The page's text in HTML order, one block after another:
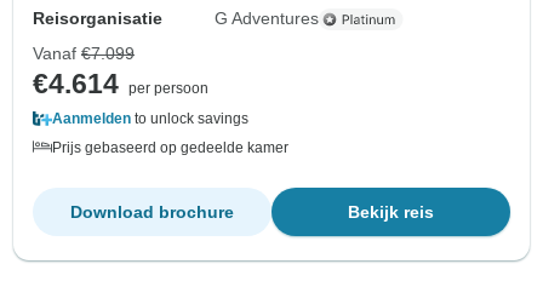
Reisorganisatie
G Adventures
Vanaf €7.099
€4.614 per persoon
Aanmelden to unlock savings
Prijs gebaseerd op gedeelde kamer
Bekijk reis
Download brochure